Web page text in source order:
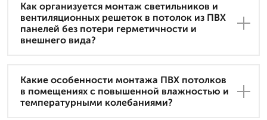
Как организуется монтаж светильников и
вентиляционных решеток в потолок из ПВХ
панелей без потери герметичности и
внешнего вида?
Какие особенности монтажа ПВХ потолков
в помещениях с повышенной влажностью и
температурными колебаниями?